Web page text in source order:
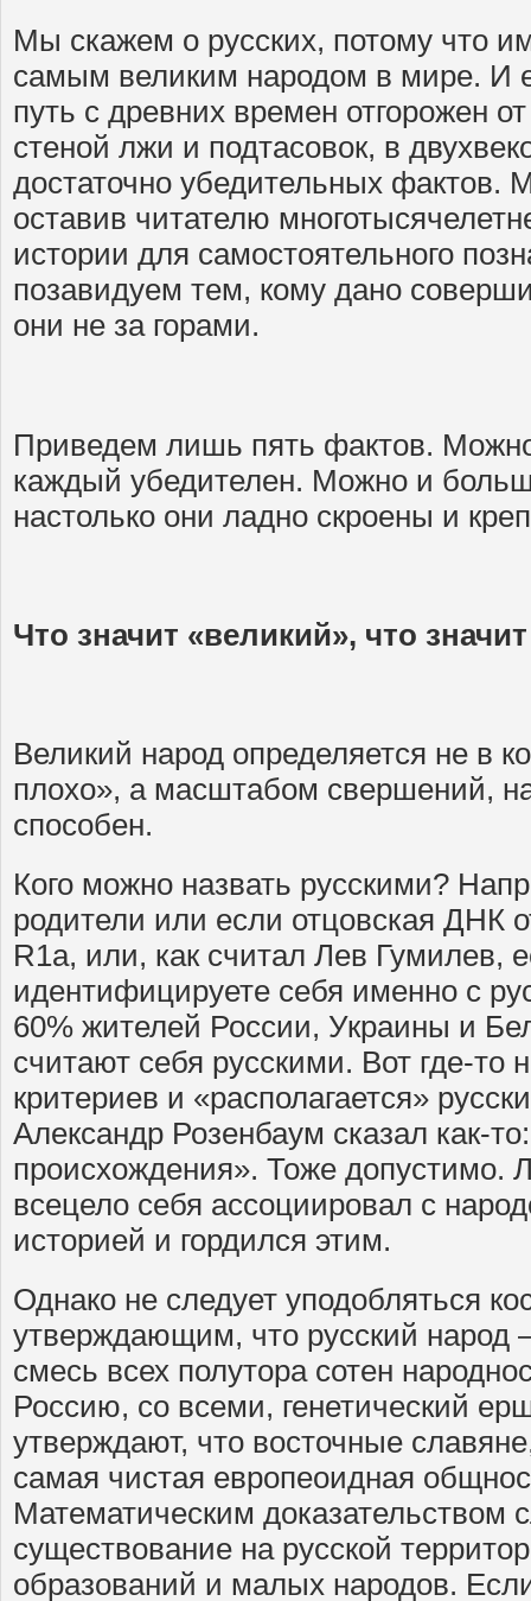
Мы скажем о русских, потому что
самым великим народом в мире. И
путь с древних времен отгорожен
стеной лжи и подтасовок, в
достаточно убедительных фактов.
оставив читателю
истории для самостоятельного
позавидуем тем, кому дано
они не за горами.
Приведем лишь пять фактов.
каждый убедителен. Можно и
настолько они ладно скроены и
Что значит «великий», что
Великий народ определяется не в
плохо», а масштабом свершений,
способен.
Кого можно назвать русскими?
родители или если отцовская ДНК
R1a, или, как считал Лев Гумилев,
идентифицируете себя именно с
60% жителей России, Украины и
считают себя русскими. Вот где-то
критериев и «располагается»
Александр Розенбаум сказал как-
происхождения». Тоже допустимо.
всецело себя ассоциировал с
историей и гордился этим.
Однако не следует уподобляться
утверждающим, что русский народ
смесь всех полутора сотен
Россию, со всеми, генетический
утверждают, что восточные
самая чистая европеоидная
Математическим доказательством
существование на русской
образований и малых народов.